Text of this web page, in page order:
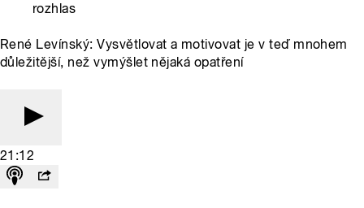
rozhlas
René Levínský: Vysvětlovat a motivovat je v teď mnohem
důležitější, než vymýšlet nějaká opatření
21:12